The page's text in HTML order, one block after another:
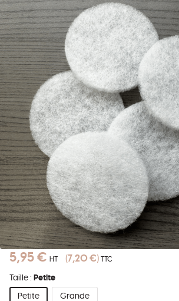
5,95 € HT 7,20 € TTC
Taille : Petite
Petite Grande